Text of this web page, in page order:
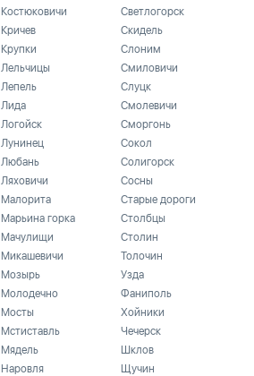
Костюковичи
Кричев
Крупки
Лельчицы
Лепель
Лида
Логойск
Лунинец
Любань
Ляховичи
Малорита
Марьина горка
Мачулищи
Микашевичи
Мозырь
Молодечно
Мосты
Мстиставль
Мядель
Наровля
Светлогорск
Скидель
Слоним
Смиловичи
Слуцк
Смолевичи
Сморгонь
Сокол
Солигорск
Сосны
Старые дороги
Столбцы
Столин
Толочин
Узда
Фаниполь
Хойники
Чечерск
Шклов
Щучин